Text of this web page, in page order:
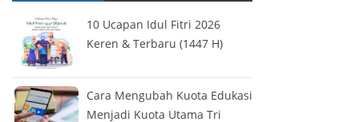
10 Ucapan Idul Fitri 2026
Keren & Terbaru (1447 H)
Cara Mengubah Kuota Edukasi
Menjadi Kuota Utama Tri